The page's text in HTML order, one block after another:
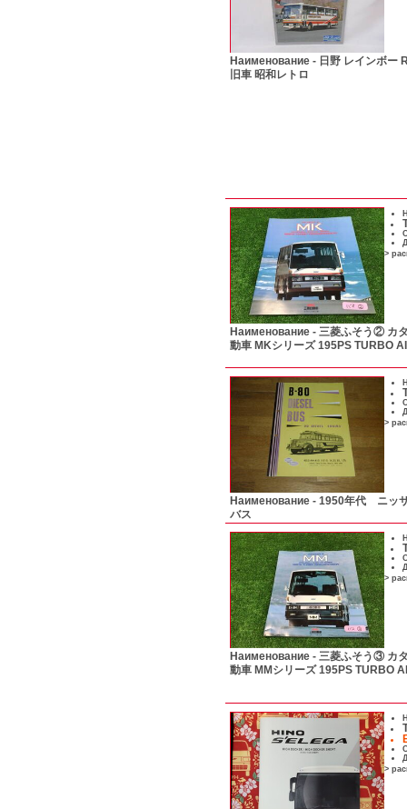
Наименование - 日野 レインボー
旧車 昭和レトロ
>
Наименование - 三菱ふそう② カ
動車 MKシリーズ 195PS TURBO
>
Наименование - 1950年代 ニッ
バス
>
Наименование - 三菱ふそう③ カ
動車 MMシリーズ 195PS TURBO
>